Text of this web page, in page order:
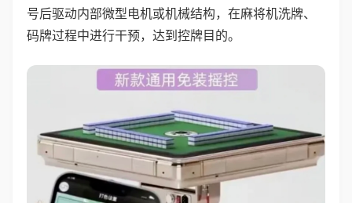
号后驱动内部微型电机或机械结构，在麻将机洗牌、
码牌过程中进行干预，达到控牌目的。